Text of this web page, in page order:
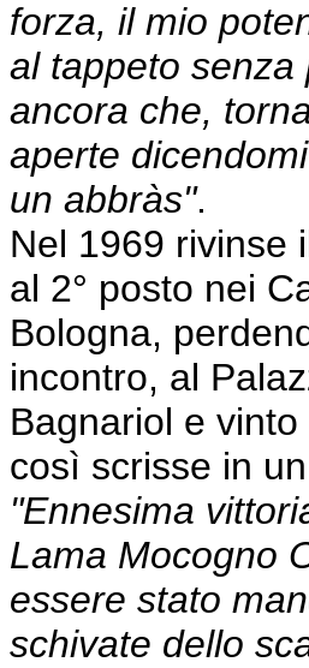
forza, il mio
al tappeto senza
ancora che,
aperte
un abbràs".
Nel 1969 rivinse
al 2° posto nei
Bologna,
incontro, al
Bagnariol e
così scrisse in
"Ennesima
Lama Mocogno
essere stato
schivate dello